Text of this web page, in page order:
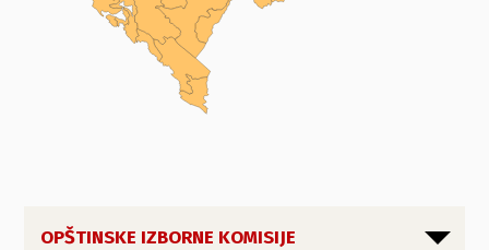
OPŠTINSKE IZBORNE KOMISIJE